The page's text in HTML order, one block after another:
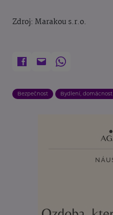
Zdroj: Marakou s.r.o.
Bezpečnost Bydlení, domácnost